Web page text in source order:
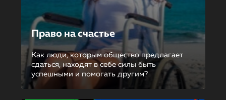
Право на счастье
Как люди, которым общество предлагает
сдаться, находят в себе силы быть
успешными и помогать другим?